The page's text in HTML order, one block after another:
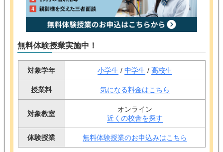
無料体験授業実施中！
対象学年 小学生 / 中学生 / 高校生
授業料 気になる料金はこちら
対象教室
オンライン
近くの校舎を探す
体験授業 無料体験授業のお申込みはこちら